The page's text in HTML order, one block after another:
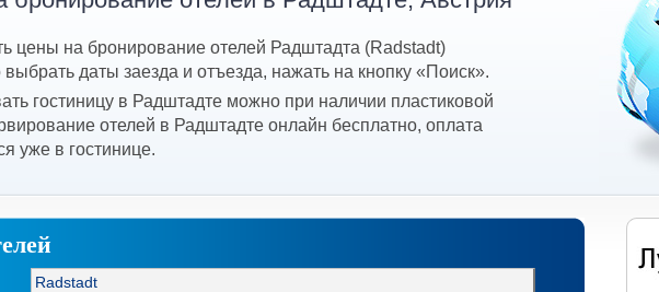
цены на бронирование отелей Радштадта (Radstadt)
даты заезда и отъезда, нажать на кнопку «Поиск».
гостиницу в Радштадте можно при наличии пластиковой
отелей в Радштадте онлайн бесплатно, оплата
уже в гостинице.